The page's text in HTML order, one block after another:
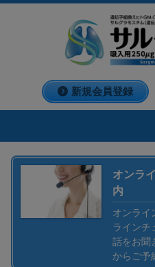
新規会員登録
オンラ
内
オンライ
ラインチ
話をお聞
からご予